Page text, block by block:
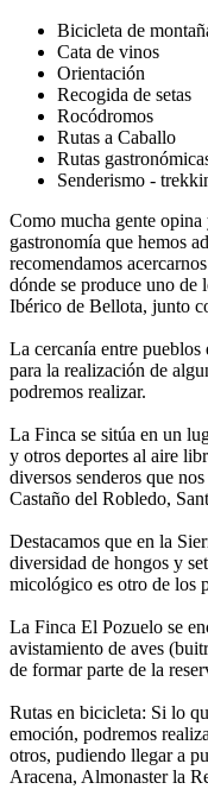
Bicicleta de
Cata de vinos
Orientación
Recogida de setas
Rocódromos
Rutas a Caballo
Rutas
Senderismo -
Como mucha gente
gastronomía que hemos
recomendamos
dónde se produce uno de
Ibérico de Bellota, junto
La cercanía entre pueblos
para la realización de
podremos realizar.
La Finca se sitúa en un
y otros deportes al aire
diversos senderos que
Castaño del Robledo,
Destacamos que en la
diversidad de hongos y
micológico es otro de los
La Finca El Pozuelo se
avistamiento de aves
de formar parte de la
Rutas en bicicleta: Si lo
emoción, podremos
otros, pudiendo llegar a
Aracena, Almonaster la